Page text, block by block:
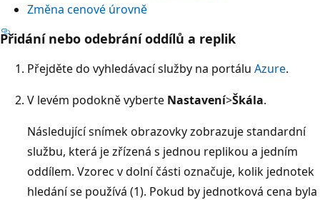
Změna cenové úrovně
Přidání nebo odebrání oddílů a replik
Přejděte do vyhledávací služby na portálu Azure.
V levém podokně vyberte Nastavení>Škála.
Následující snímek obrazovky zobrazuje standardní
službu, která je zřízená s jednou replikou a jedním
oddílem. Vzorec v dolní části označuje, kolik jednotek
hledání se používá (1). Pokud by jednotková cena byla